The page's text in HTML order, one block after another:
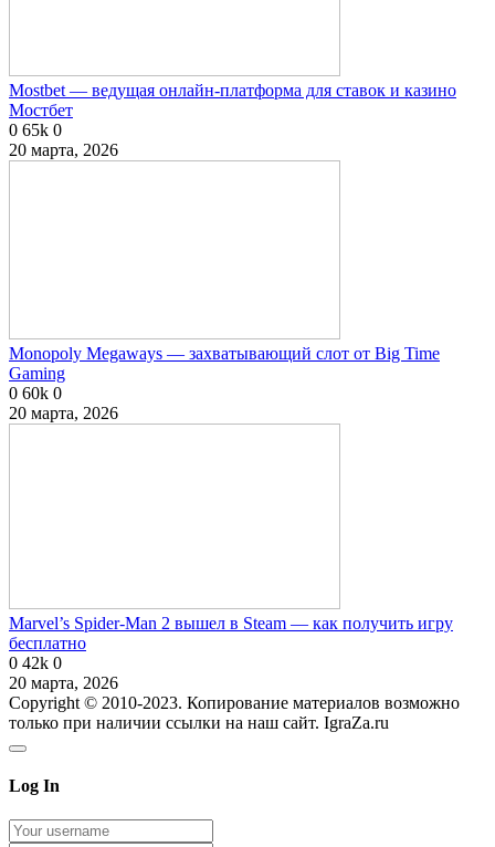
Mostbet — ведущая онлайн-платформа для ставок и казино
Мостбет
0 65k 0
20 марта, 2026
Monopoly Megaways — захватывающий слот от Big Time
Gaming
0 60k 0
20 марта, 2026
Marvel’s Spider-Man 2 вышел в Steam — как получить игру
бесплатно
0 42k 0
20 марта, 2026
Copyright © 2010-2023. Копирование материалов возможно
только при наличии ссылки на наш сайт. IgraZa.ru
Log In